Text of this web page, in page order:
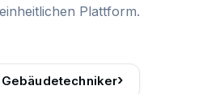
Plattform.
Gebäudetechniker›